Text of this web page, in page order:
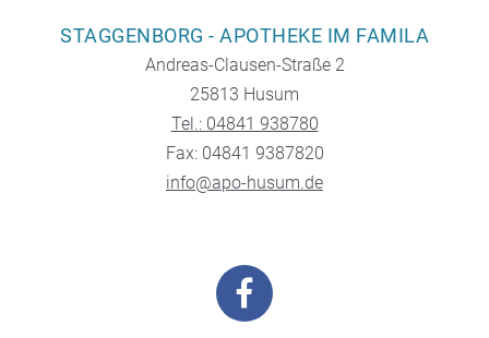
STAGGENBORG - APOTHEKE IM FAMILA
Andreas-Clausen-Straße 2
25813 Husum
Tel.: 04841 938780
Fax: 04841 9387820
info@apo-husum.de